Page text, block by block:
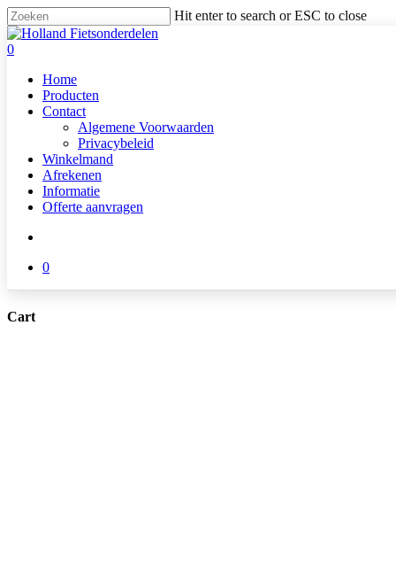
Skip
to
main
Hit enter to search or ESC to close
Close
Search
search
0
Home
Producten
Contact
Algemene Voorwaarden
Privacybeleid
Winkelmand
Afrekenen
Informatie
Offerte aanvragen
0
Cart